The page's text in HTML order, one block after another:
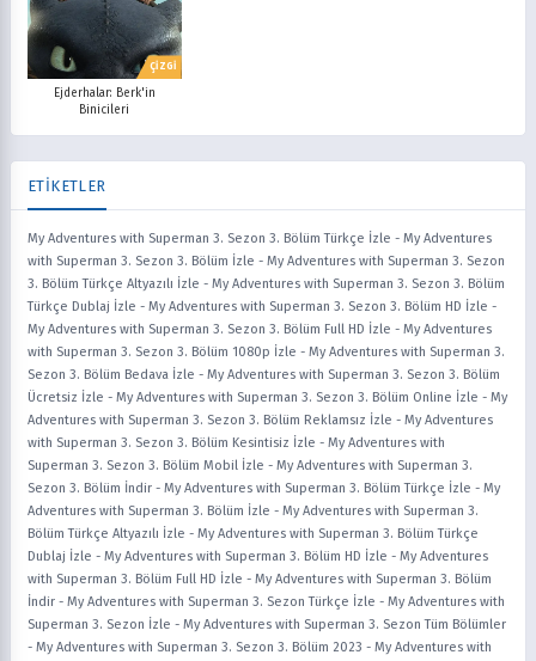
ÇİZGİ
Ejderhalar: Berk'in
Binicileri
ETİKETLER
My Adventures with Superman 3. Sezon 3. Bölüm Türkçe İzle - My Adventures
with Superman 3. Sezon 3. Bölüm İzle - My Adventures with Superman 3. Sezon
3. Bölüm Türkçe Altyazılı İzle - My Adventures with Superman 3. Sezon 3. Bölüm
Türkçe Dublaj İzle - My Adventures with Superman 3. Sezon 3. Bölüm HD İzle -
My Adventures with Superman 3. Sezon 3. Bölüm Full HD İzle - My Adventures
with Superman 3. Sezon 3. Bölüm 1080p İzle - My Adventures with Superman 3.
Sezon 3. Bölüm Bedava İzle - My Adventures with Superman 3. Sezon 3. Bölüm
Ücretsiz İzle - My Adventures with Superman 3. Sezon 3. Bölüm Online İzle - My
Adventures with Superman 3. Sezon 3. Bölüm Reklamsız İzle - My Adventures
with Superman 3. Sezon 3. Bölüm Kesintisiz İzle - My Adventures with
Superman 3. Sezon 3. Bölüm Mobil İzle - My Adventures with Superman 3.
Sezon 3. Bölüm İndir - My Adventures with Superman 3. Bölüm Türkçe İzle - My
Adventures with Superman 3. Bölüm İzle - My Adventures with Superman 3.
Bölüm Türkçe Altyazılı İzle - My Adventures with Superman 3. Bölüm Türkçe
Dublaj İzle - My Adventures with Superman 3. Bölüm HD İzle - My Adventures
with Superman 3. Bölüm Full HD İzle - My Adventures with Superman 3. Bölüm
İndir - My Adventures with Superman 3. Sezon Türkçe İzle - My Adventures with
Superman 3. Sezon İzle - My Adventures with Superman 3. Sezon Tüm Bölümler
- My Adventures with Superman 3. Sezon 3. Bölüm 2023 - My Adventures with